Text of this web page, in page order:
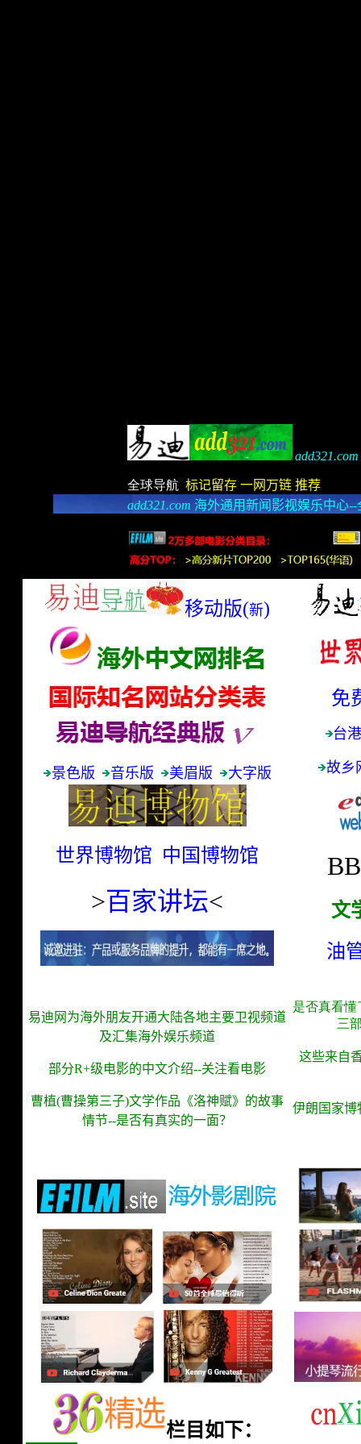
add321.com
全球导航 标记留存 一网万链 推荐
add321.com 海外通用新闻影视娱乐中心--
移动版(新)
免
景色版 音乐版 美眉版 大字版
台
故乡
世界博物馆 中国博物馆
>百家讲坛<
文
油
易迪网为海外朋友开通大陆各地主要卫视频道
及汇集海外娱乐频道
部分R+级电影的中文介绍--关注看电影
曹植(曹操第三子)文学作品《洛神赋》的故事
情节--是否有真实的一面？
是否真看
三
这些来自
伊朗国家博
栏目如下：